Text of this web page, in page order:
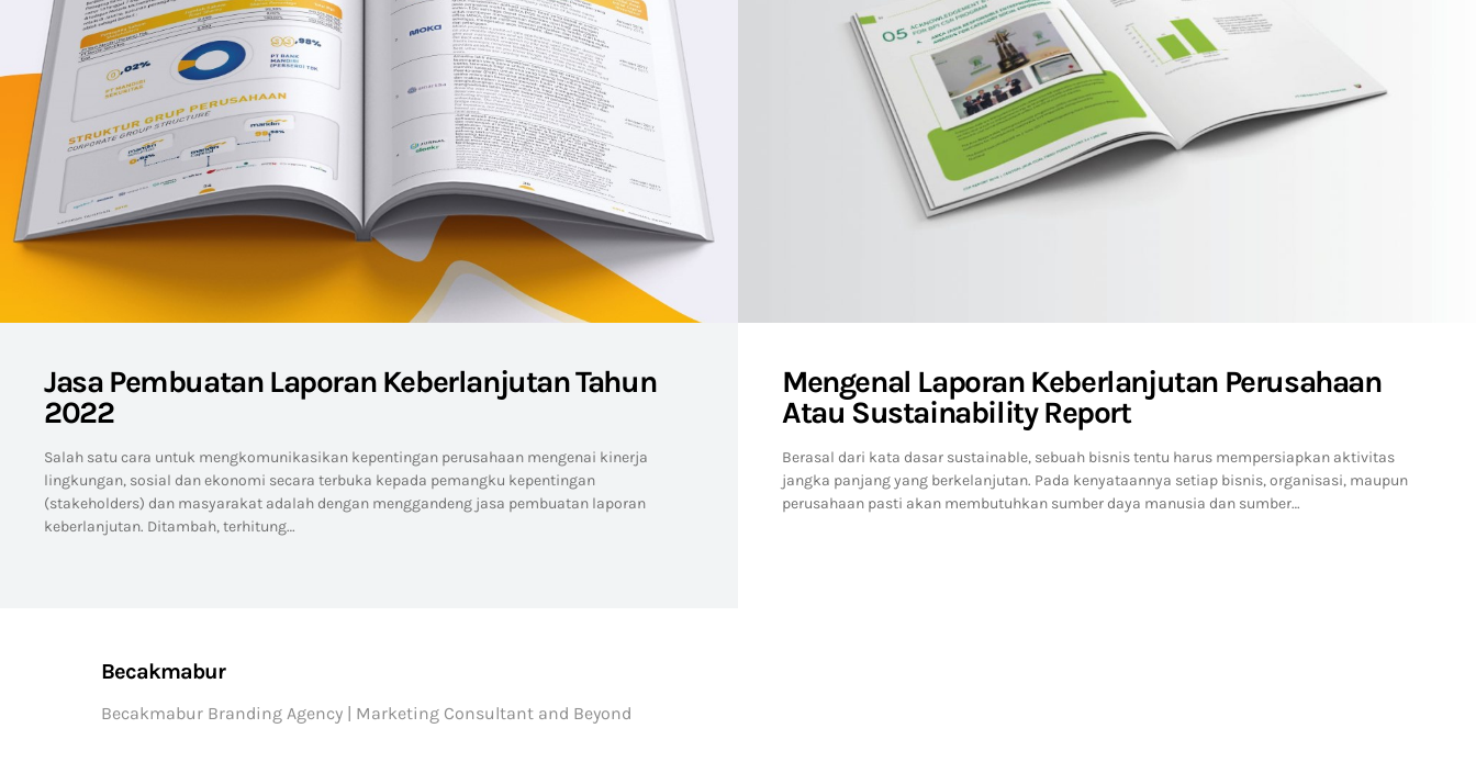
Jasa Pembuatan Laporan Keberlanjutan Tahun
2022
Salah satu cara untuk mengkomunikasikan kepentingan perusahaan mengenai kinerja
lingkungan, sosial dan ekonomi secara terbuka kepada pemangku kepentingan
(stakeholders) dan masyarakat adalah dengan menggandeng jasa pembuatan laporan
keberlanjutan. Ditambah, terhitung…
Mengenal Laporan Keberlanjutan Perusahaan
Atau Sustainability Report
Berasal dari kata dasar sustainable, sebuah bisnis tentu harus mempersiapkan aktivitas
jangka panjang yang berkelanjutan. Pada kenyataannya setiap bisnis, organisasi, maupun
perusahaan pasti akan membutuhkan sumber daya manusia dan sumber…
Becakmabur
Becakmabur Branding Agency | Marketing Consultant and Beyond